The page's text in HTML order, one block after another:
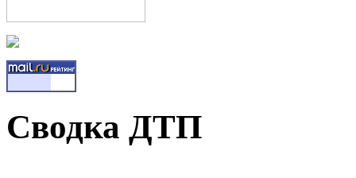
Сводка ДТП